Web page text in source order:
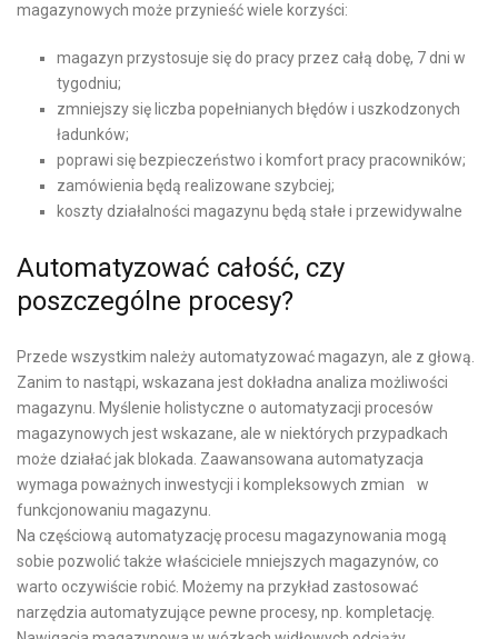
magazynowych może przynieść wiele korzyści:
magazyn przystosuje się do pracy przez całą dobę, 7 dni w
tygodniu;
zmniejszy się liczba popełnianych błędów i uszkodzonych
ładunków;
poprawi się bezpieczeństwo i komfort pracy pracowników;
zamówienia będą realizowane szybciej;
koszty działalności magazynu będą stałe i przewidywalne
Automatyzować całość, czy
poszczególne procesy?
Przede wszystkim należy automatyzować magazyn, ale z głową.
Zanim to nastąpi, wskazana jest dokładna analiza możliwości
magazynu. Myślenie holistyczne o automatyzacji procesów
magazynowych jest wskazane, ale w niektórych przypadkach
może działać jak blokada. Zaawansowana automatyzacja
wymaga poważnych inwestycji i kompleksowych zmian w
funkcjonowaniu magazynu.
Na częściową automatyzację procesu magazynowania mogą
sobie pozwolić także właściciele mniejszych magazynów, co
warto oczywiście robić. Możemy na przykład zastosować
narzędzia automatyzujące pewne procesy, np. kompletację.